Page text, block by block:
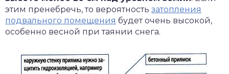
этим пренебречь, то вероятность затопления
подвального помещения будет очень высокой,
особенно весной при таянии снега.